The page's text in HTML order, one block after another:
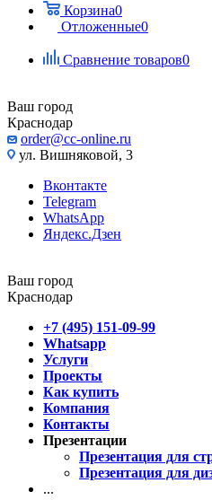
Корзина0
Отложенные0
Сравнение товаров0
Ваш город
Краснодар
order@cc-online.ru
ул. Вишняковой, 3
Вконтакте
Telegram
WhatsApp
Яндекс.Дзен
Ваш город
Краснодар
+7 (495) 151-09-99
Whatsapp
Услуги
Проекты
Как купить
Компания
Контакты
Презентации
Презентация для
Презентация для
...